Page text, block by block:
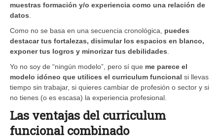
muestras formación y/o experiencia como una relación de
datos
Como no se basa en una secuencia cronológica, puedes
destacar tus fortalezas, disimular los espacios en blanco,
exponer tus logros y minorizar tus debilidades
Yo no soy de “ningún modelo”, pero sí que me parece el
modelo idóneo que utilices el curriculum funcional si llevas
tiempo sin trabajar, si quieres cambiar de profesión o sector y si
no tienes (o es escasa) la experiencia profesional.
Las ventajas del curriculum
funcional combinado